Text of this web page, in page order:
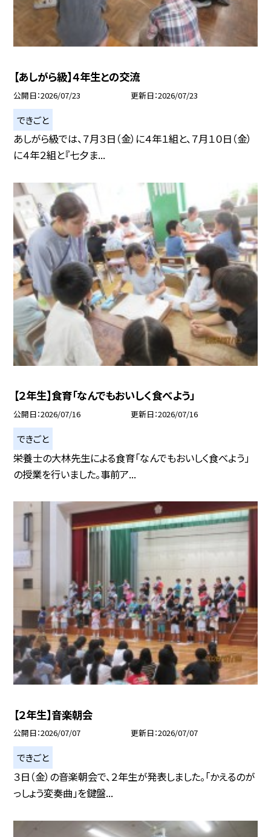
【あしがら級】４年生との交流
公開日 2026/07/23 更新日 2026/07/23
できごと
あしがら級では、７月３日（金）に４年１組と、７月１０日（金）
に４年２組と『七夕ま...
【２年生】食育「なんでもおいしく食べよう」
公開日 2026/07/16 更新日 2026/07/16
できごと
栄養士の大林先生による食育「なんでもおいしく食べよう」
の授業を行いました。事前ア...
【２年生】音楽朝会
公開日 2026/07/07 更新日 2026/07/07
できごと
３日（金）の音楽朝会で、２年生が発表しました。「かえるのが
っしょう変奏曲」を鍵盤...